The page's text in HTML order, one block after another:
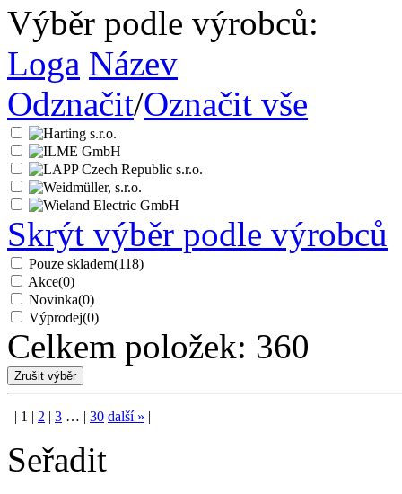
Výběr podle výrobců:
Loga Název
Odznačit/Označit vše
Skrýt výběr podle výrobců
Pouze skladem(118)
Akce(0)
Novinka(0)
Výprodej(0)
Celkem položek: 360
| 1 | 2 | 3 … | 30 další» |
Seřadit